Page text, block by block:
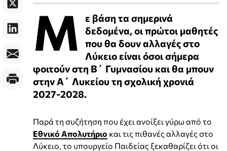
Μ
ε βάση τα σημερινά
δεδομένα, οι πρώτοι μαθητές
που θα δουν αλλαγές στο
Λύκειο είναι όσοι σήμερα
φοιτούν στη Β΄ Γυμνασίου και θα μπουν
στην Α΄ Λυκείου τη σχολική χρονιά
2027-2028.
Παρά τη συζήτηση που έχει ανοίξει γύρω από το
Εθνικό Απολυτήριο και τις πιθανές αλλαγές στο
Λύκειο, το υπουργείο Παιδείας ξεκαθαρίζει ότι οι